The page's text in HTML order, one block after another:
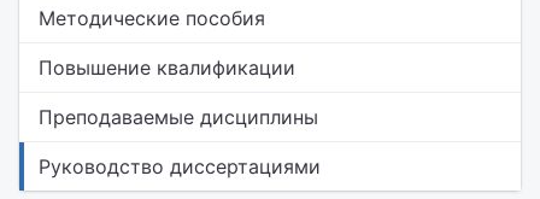
Методические пособия
Повышение квалификации
Преподаваемые дисциплины
Руководство диссертациями